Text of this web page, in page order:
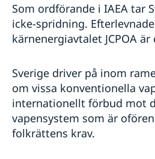
Som ordförande i IAEA tar
icke-spridning.
kärnenergiavtalet JCPOA är
Sverige driver på inom
om vissa konventionella
internationellt förbud mot
vapensystem som är
folkrättens krav.